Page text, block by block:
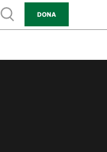
Show search
DONA